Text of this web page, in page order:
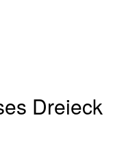
Dreieck